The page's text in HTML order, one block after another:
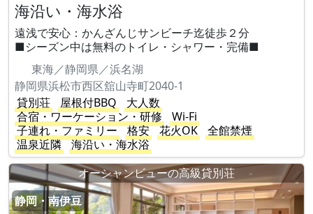
海沿い・海水浴
遠浅で安心：かんざんじサンビーチ迄徒歩２分
■シーズン中は無料のトイレ・シャワー・完備■
東海／静岡県／浜名湖
静岡県浜松市西区舘山寺町2040-1
貸別荘
屋根付BBQ
大人数
合宿・ワーケーション・研修
Wi-Fi
子連れ・ファミリー
格安 花火OK
全館禁煙
温泉近隣
海沿い・海水浴
オーシャンビューの高級貸別荘
静岡・南伊豆